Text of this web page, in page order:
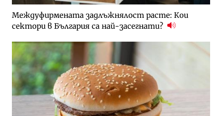
Междуфирмената задлъжнялост расте: Кои
сектори в България са най-засегнати?